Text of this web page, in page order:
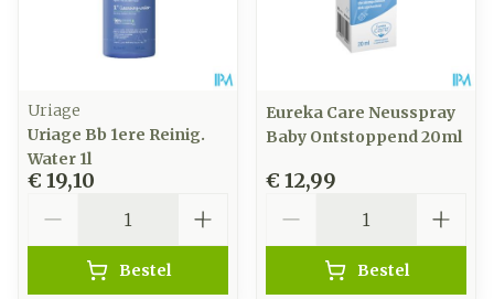
Uriage
Uriage Bb 1ere Reinig.
Water 1l
€ 19,10
Bestel
Eureka Care Neusspray
Baby Ontstoppend 20ml
€ 12,99
Bestel